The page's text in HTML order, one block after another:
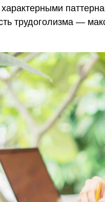
трудоголизма —